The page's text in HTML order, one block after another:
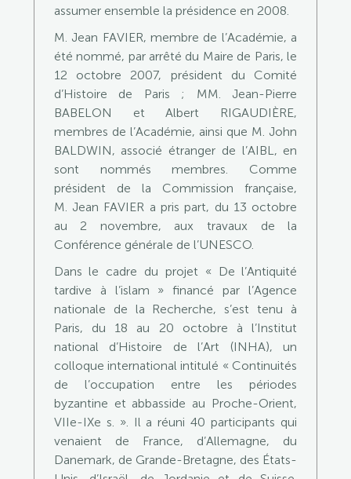
assumer ensemble la présidence en 2008.
M. Jean FAVIER, membre de l’Académie, a
été nommé, par arrêté du Maire de Paris, le
12 octobre 2007, président du Comité
d’Histoire de Paris ; MM. Jean-Pierre
BABELON et Albert RIGAUDIÈRE,
membres de l’Académie, ainsi que M. John
BALDWIN, associé étranger de l’AIBL, en
sont nommés membres. Comme
président de la Commission française,
M. Jean FAVIER a pris part, du 13 octobre
au 2 novembre, aux travaux de la
Conférence générale de l’UNESCO.
Dans le cadre du projet « De l’Antiquité
tardive à l’islam » financé par l’Agence
nationale de la Recherche, s’est tenu à
Paris, du 18 au 20 octobre à l’Institut
national d’Histoire de l’Art (INHA), un
colloque international intitulé « Continuités
de l’occupation entre les périodes
byzantine et abbasside au Proche-Orient,
VIIe-IXe s. ». Il a réuni 40 participants qui
venaient de France, d’Allemagne, du
Danemark, de Grande-Bretagne, des États-